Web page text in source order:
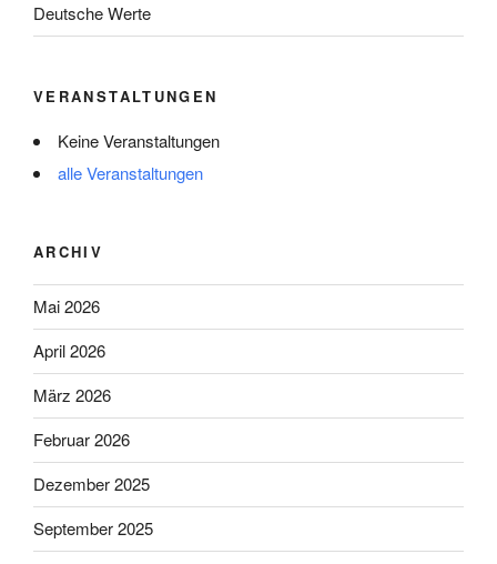
Deutsche Werte
VERANSTALTUNGEN
Keine Veranstaltungen
alle Veranstaltungen
ARCHIV
Mai 2026
April 2026
März 2026
Februar 2026
Dezember 2025
September 2025